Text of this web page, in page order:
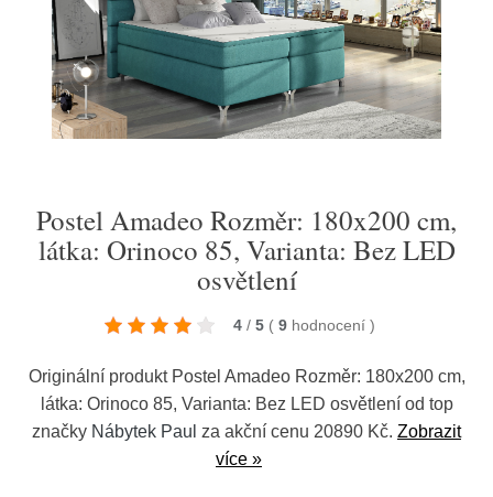
Postel Amadeo Rozměr: 180x200 cm,
látka: Orinoco 85, Varianta: Bez LED
osvětlení
4 / 5 ( 9 hodnocení )
Originální produkt Postel Amadeo Rozměr: 180x200 cm,
látka: Orinoco 85, Varianta: Bez LED osvětlení od top
značky Nábytek Paul za akční cenu 20890 Kč. Zobrazit
více »